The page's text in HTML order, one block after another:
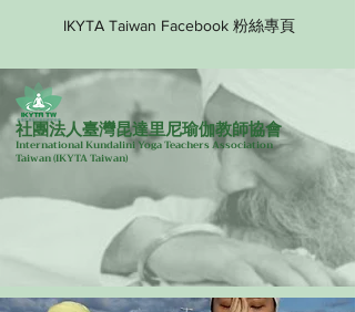
IKYTA Taiwan Facebook 粉絲專頁
社團法人臺灣昆達里尼瑜伽教師協會
International Kundalini Yoga Teachers Association
Taiwan(IKYTA Taiwan)